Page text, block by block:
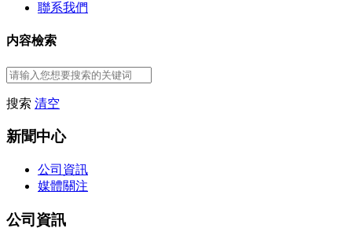
聯系我們
内容檢索
搜索 清空
新聞中心
公司資訊
媒體關注
公司資訊